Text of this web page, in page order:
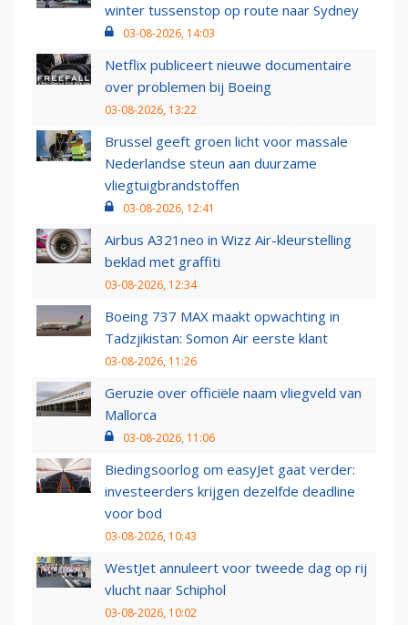
winter tussenstop op route naar Sydney
03-08-2026, 14:03
Netflix publiceert nieuwe documentaire
over problemen bij Boeing
03-08-2026, 13:22
Brussel geeft groen licht voor massale
Nederlandse steun aan duurzame
vliegtuigbrandstoffen
03-08-2026, 12:41
Airbus A321neo in Wizz Air-kleurstelling
beklad met graffiti
03-08-2026, 12:34
Boeing 737 MAX maakt opwachting in
Tadzjikistan: Somon Air eerste klant
03-08-2026, 11:26
Geruzie over officiële naam vliegveld van
Mallorca
03-08-2026, 11:06
Biedingsoorlog om easyJet gaat verder:
investeerders krijgen dezelfde deadline
voor bod
03-08-2026, 10:43
WestJet annuleert voor tweede dag op rij
vlucht naar Schiphol
03-08-2026, 10:02